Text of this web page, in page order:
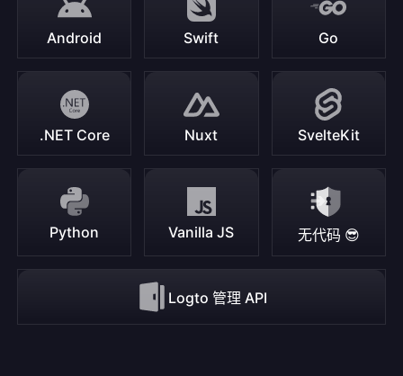
Android Swift Go
.NET Core Nuxt SvelteKit
Python Vanilla JS 无代码 😎
Logto 管理 API